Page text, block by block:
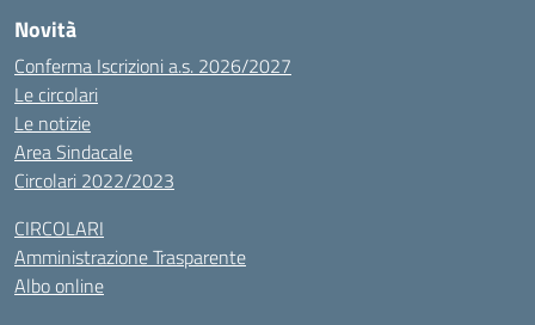
Novità
Conferma Iscrizioni a.s. 2026/2027
Le circolari
Le notizie
Area Sindacale
Circolari 2022/2023
CIRCOLARI
Amministrazione Trasparente
Albo online